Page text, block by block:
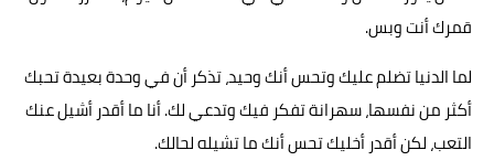
قمرك أنت وبس.
لما الدنيا تضلم عليك وتحس أنك وحيد، تذكر أن في وحدة بعيدة تحبك
أكثر من نفسها، سهرانة تفكر فيك وتدعي لك. أنا ما أقدر أشيل عنك
التعب، لكن أقدر أخليك تحس أنك ما تشيله لحالك.